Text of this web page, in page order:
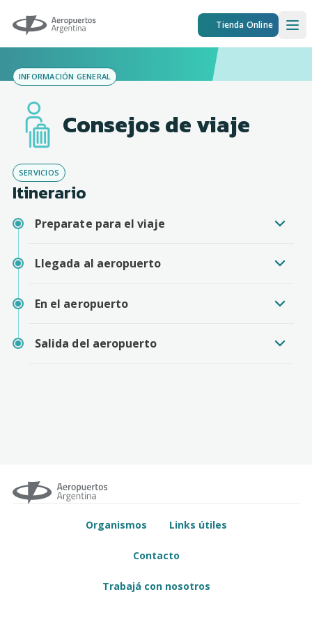
Aeropuertos Argentina Tienda Online
INFORMACIÓN GENERAL
Consejos de viaje
SERVICIOS
Itinerario
Preparate para el viaje
Llegada al aeropuerto
En el aeropuerto
Salida del aeropuerto
Organismos Links útiles
Contacto
Trabajá con nosotros